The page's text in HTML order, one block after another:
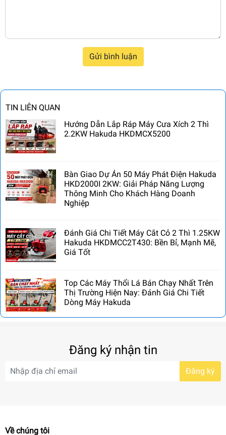
TIN LIÊN QUAN
Hướng Dẫn Lắp Ráp Máy Cưa Xích 2 Thì
2.2KW Hakuda HKDMCX5200
Bàn Giao Dự Án 50 Máy Phát Điện Hakuda
HKD2000I 2KW: Giải Pháp Năng Lượng
Thông Minh Cho Khách Hàng Doanh
Nghiệp
Đánh Giá Chi Tiết Máy Cắt Cỏ 2 Thì 1.25KW
Hakuda HKDMCC2T430: Bền Bỉ, Mạnh Mẽ,
Giá Tốt
Top Các Máy Thổi Lá Bán Chạy Nhất Trên
Thị Trường Hiện Nay: Đánh Giá Chi Tiết
Dòng Máy Hakuda
Gửi bình luận
Đăng ký nhận tin
Đăng ký
Về chúng tôi